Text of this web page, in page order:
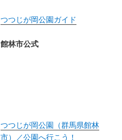
つつじが岡公園ガイド
館林市公式
つつじが岡公園（群馬県館林
市）／公園へ行こう！